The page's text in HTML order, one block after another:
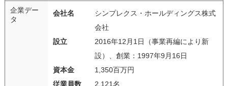
企業デー
タ
会社名
シンプレクス・ホールディングス株式
会社
設立
2016年12月1日（事業再編により新
設）、創業：1997年9月16日
資本金
1,350百万円
従業員数
2,121名